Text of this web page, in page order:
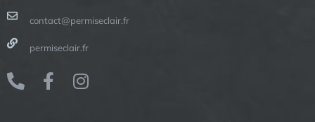
contact@permiseclair.fr
permiseclair.fr